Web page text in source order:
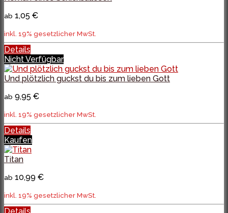
ab 1,05 €
inkl. 19% gesetzlicher MwSt.
Details
Nicht Verfügbar
Und plötzlich guckst du bis zum lieben Gott
ab 9,95 €
inkl. 19% gesetzlicher MwSt.
Details
Kaufen
Titan
ab 10,99 €
inkl. 19% gesetzlicher MwSt.